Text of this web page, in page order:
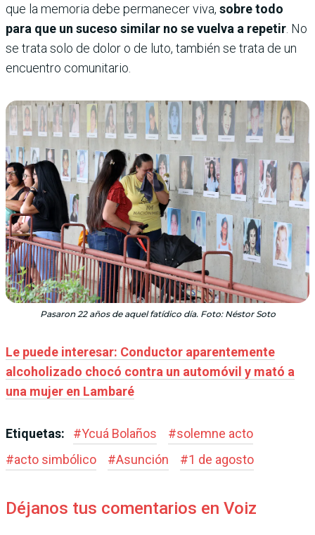
que la memoria debe permanecer viva, sobre todo
para que un suceso similar no se vuelva a repetir . No
se trata solo de dolor o de luto, también se trata de un
encuentro comunitario.
Pasaron 22 años de aquel fatídico día. Foto: Néstor Soto
Le puede interesar: Conductor aparentemente
alcoholizado chocó contra un automóvil y mató a
una mujer en Lambaré
Etiquetas: #Ycuá Bolaños #solemne acto
#acto simbólico #Asunción #1 de agosto
Déjanos tus comentarios en Voiz